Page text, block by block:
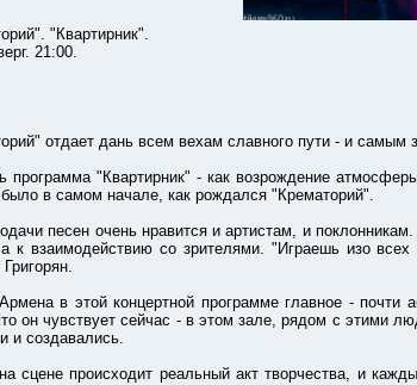
"Квартирник".
21:00.
отдает дань всем вехам славного пути - и самым
"Квартирник" - как возрождение атмосферы
было в самом начале, как рождался "Крематорий".
очень нравится и артистам, и поклонникам.
взаимодействию со зрителями. "Играешь изо всех
этой концертной программе главное - почти
он чувствует сейчас - в этом зале, рядом с этими
и создавались.
происходит реальный акт творчества, и каждый